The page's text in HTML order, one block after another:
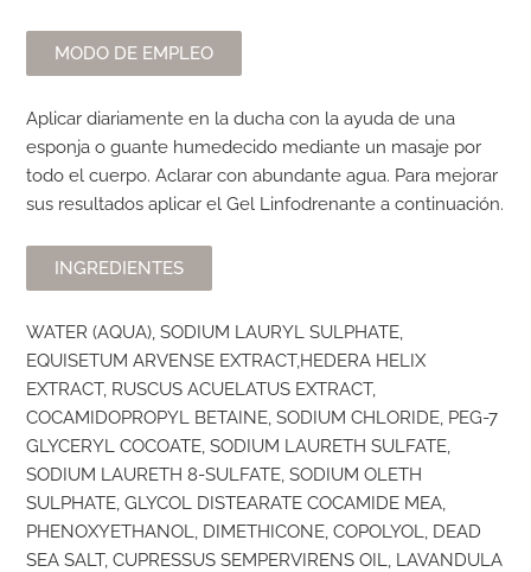
MODO DE EMPLEO
Aplicar diariamente en la ducha con la ayuda de una
esponja o guante humedecido mediante un masaje por
todo el cuerpo. Aclarar con abundante agua. Para mejorar
sus resultados aplicar el Gel Linfodrenante a continuación.
INGREDIENTES
WATER (AQUA), SODIUM LAURYL SULPHATE,
EQUISETUM ARVENSE EXTRACT,HEDERA HELIX
EXTRACT, RUSCUS ACUELATUS EXTRACT,
COCAMIDOPROPYL BETAINE, SODIUM CHLORIDE, PEG-7
GLYCERYL COCOATE, SODIUM LAURETH SULFATE,
SODIUM LAURETH 8-SULFATE, SODIUM OLETH
SULPHATE, GLYCOL DISTEARATE COCAMIDE MEA,
PHENOXYETHANOL, DIMETHICONE, COPOLYOL, DEAD
SEA SALT, CUPRESSUS SEMPERVIRENS OIL, LAVANDULA